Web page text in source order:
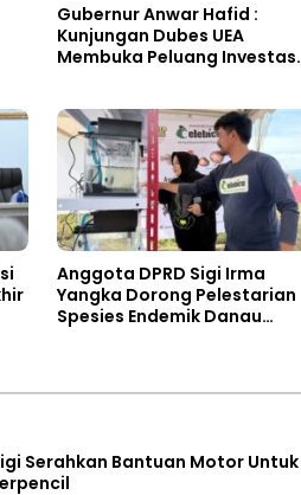
Gubernur Anwar Hafid :
Kunjungan Dubes UEA
Membuka Peluang Investasi
Anggota DPRD Sigi Irma
Yangka Dorong Pelestarian
Spesies Endemik Danau
Serahkan Bantuan Motor Untuk